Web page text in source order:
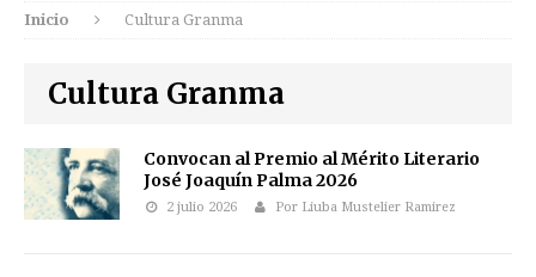
Inicio Cultura Granma
Cultura Granma
Convocan al Premio al Mérito Literario
José Joaquín Palma 2026
2 julio 2026 Por Liuba Mustelier Ramirez